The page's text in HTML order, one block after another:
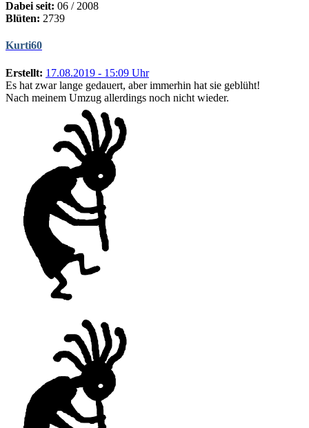
Dabei seit: 06 / 2008
Blüten: 2739
Kurti60
Erstellt: 17.08.2019 - 15:09 Uhr
Es hat zwar lange gedauert, aber immerhin hat sie geblüht!
Nach meinem Umzug allerdings noch nicht wieder.